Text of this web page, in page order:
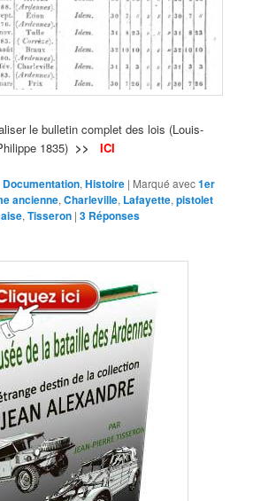
le bulletin complet des lois (Louis-
1835) >> ICI
Documentation,Histoire | Marqué avec1er
ancienne,Charleville, Lafayette,pistolet
,Tisseron |3 Réponses